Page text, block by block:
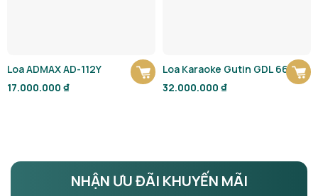
Loa ADMAX AD-112Y
17.000.000 ₫
Loa Karaoke Gutin GDL 6612
32.000.000 ₫
NHẬN ƯU ĐÃI KHUYẾN MÃI